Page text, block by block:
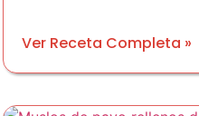
Ver Receta Completa »